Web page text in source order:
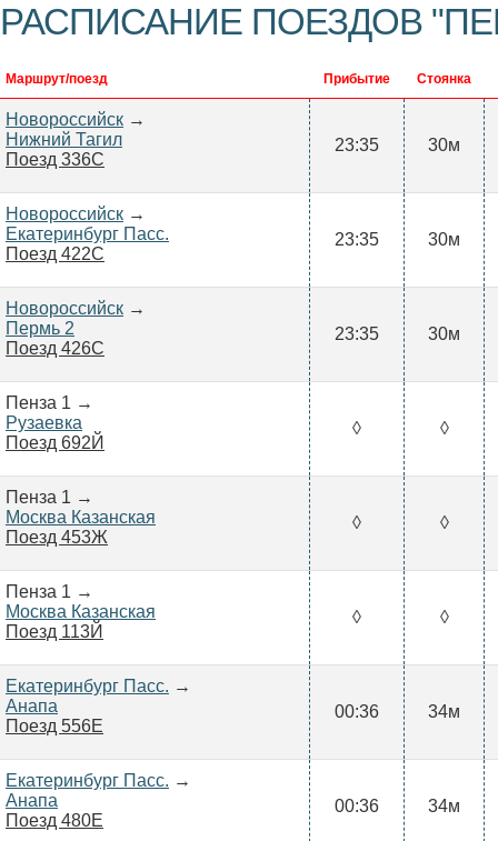
РАСПИСАНИЕ ПОЕЗДОВ
Маршрут/поезд Прибытие Стоянка
Новороссийск →
Нижний Тагил
Поезд 336С
23:35 30м
Новороссийск →
Екатеринбург Пасс.
Поезд 422С
23:35 30м
Новороссийск →
Пермь 2
Поезд 426С
23:35 30м
Пенза 1 →
Рузаевка
Поезд 692Й
◊ ◊
Пенза 1 →
Москва Казанская
Поезд 453Ж
◊ ◊
Пенза 1 →
Москва Казанская
Поезд 113Й
◊ ◊
Екатеринбург Пасс. →
Анапа
Поезд 556Е
00:36 34м
Екатеринбург Пасс. →
Анапа
Поезд 480Е
00:36 34м